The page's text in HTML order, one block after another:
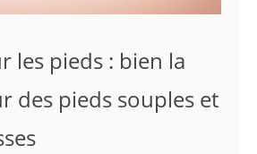
les pieds : bien la
des pieds souples et